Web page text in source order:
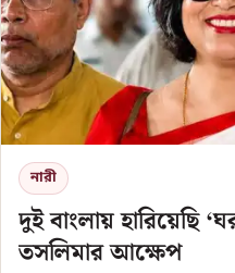
নারী
দুই বাংলায় হারিয়েছি
তসলিমার আক্ষেপ